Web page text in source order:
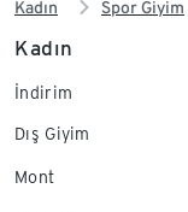
Kadın Spor Giyim
Kadın
İndirim
Dış Giyim
Mont